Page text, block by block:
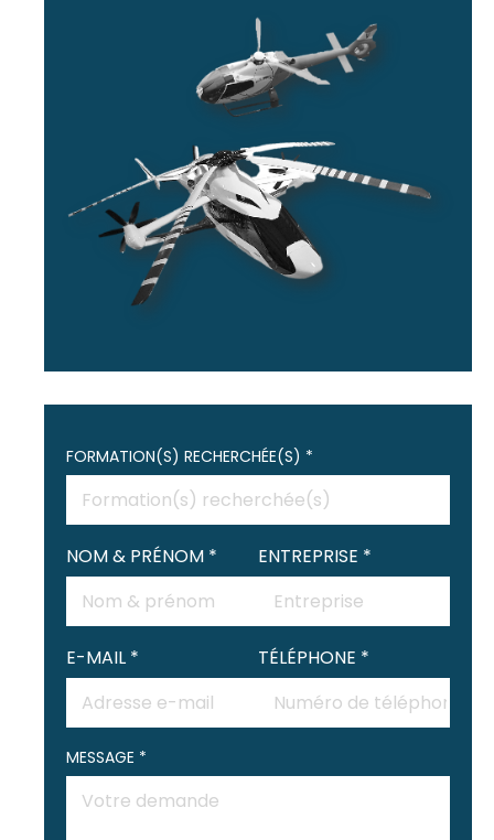
FORMATION(S) RECHERCHÉE(S) *
NOM & PRÉNOM * ENTREPRISE *
E-MAIL * TÉLÉPHONE *
MESSAGE *